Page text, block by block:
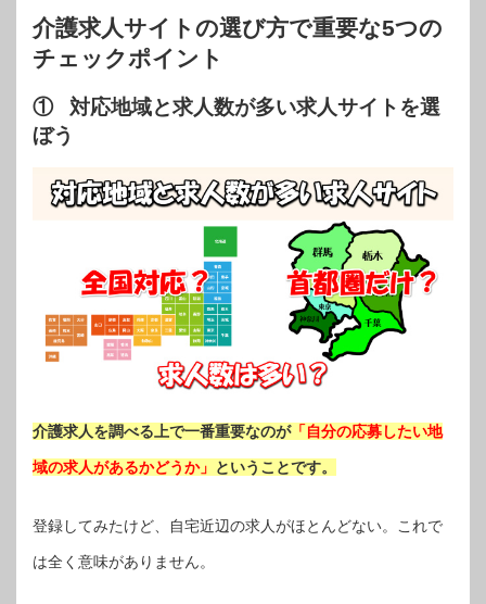
介護求人サイトの選び方で重要な5つの
チェックポイント
① 対応地域と求人数が多い求人サイトを選
ぼう
介護求人を調べる上で一番重要なのが「自分の応募したい地
域の求人があるかどうか」 ということです。
登録してみたけど、自宅近辺の求人がほとんどない。これで
は全く意味がありません。